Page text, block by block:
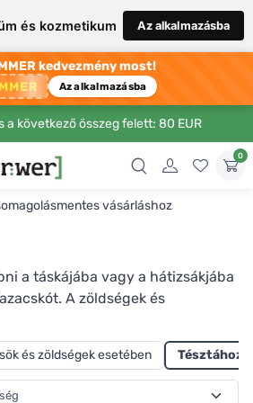
és kozmetikum Az alkalmazásba
kedvezmény most!
Az alkalmazásba
a következő összeg felett: 80 EUR
0
vásárláshoz
a táskájába vagy a hátizsákjába
A zöldségek és
készültekkel ellentétben ezek nem
ne kerüljenek a táskába.
spórolhatsz meg, amelyek
után a kukában végzik. Az
és zöldségek esetében Tésztához